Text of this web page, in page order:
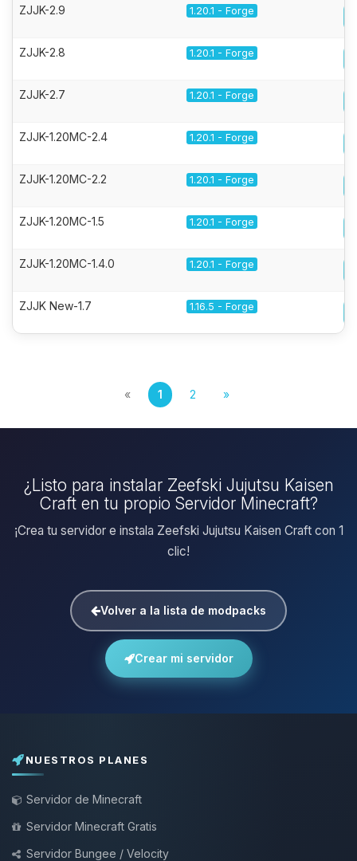
ZJJK-2.9 1.20.1 - Forge
ZJJK-2.8 1.20.1 - Forge
ZJJK-2.7 1.20.1 - Forge
ZJJK-1.20MC-2.4 1.20.1 - Forge
ZJJK-1.20MC-2.2 1.20.1 - Forge
ZJJK-1.20MC-1.5 1.20.1 - Forge
ZJJK-1.20MC-1.4.0 1.20.1 - Forge
ZJJK New-1.7 1.16.5 - Forge
« 1 2 »
¿Listo para instalar Zeefski Jujutsu Kaisen
Craft en tu propio Servidor Minecraft?
¡Crea tu servidor e instala Zeefski Jujutsu Kaisen Craft con 1
clic!
Volver a la lista de modpacks
Crear mi servidor
NUESTROS PLANES
Servidor de Minecraft
Servidor Minecraft Gratis
Servidor Bungee / Velocity